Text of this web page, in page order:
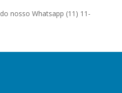
nosso Whatsapp (11) 11-